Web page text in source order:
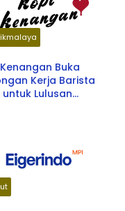
Buka
Kerja Barista
untuk Lulusan